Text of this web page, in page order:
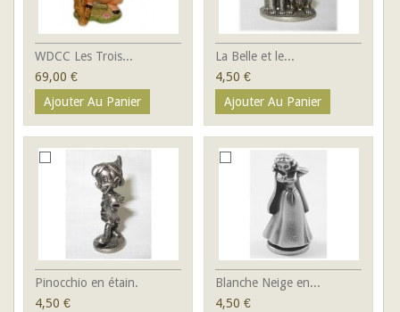
WDCC Les Trois...
69,00 €
Ajouter Au Panier
La Belle et le...
4,50 €
Ajouter Au Panier
Pinocchio en étain.
4,50 €
Blanche Neige en...
4,50 €